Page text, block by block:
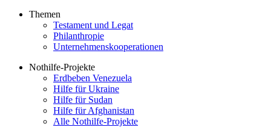
Themen
Testament und Legat
Philanthropie
Unternehmenskooperationen
Nothilfe-Projekte
Erdbeben Venezuela
Hilfe für Ukraine
Hilfe für Sudan
Hilfe für Afghanistan
Alle Nothilfe-Projekte